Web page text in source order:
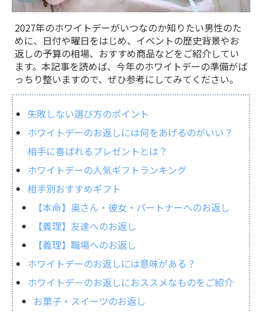
2027年のホワイトデーがいつなのか知りたい男性のた
めに、日付や曜日をはじめ、イベントの歴史背景やお
返しの予算の相場、おすすめ商品などをご紹介してい
ます。本記事を読めば、今年のホワイトデーの準備がば
っちり整いますので、ぜひ参考にしてみてください。
失敗しない選び方のポイント
ホワイトデーのお返しには何をあげるのがいい？
相手に喜ばれるプレゼントとは？
ホワイトデーの人気ギフトランキング
相手別おすすめギフト
【本命】奥さん・彼女・パートナーへのお返し
【義理】友達へのお返し
【義理】職場へのお返し
ホワイトデーのお返しには意味がある？
ホワイトデーのお返しにおススメなものをご紹介
お菓子・スイーツのお返し